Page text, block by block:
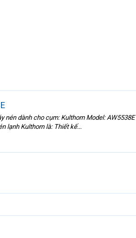
dành cho cụm: Kulthorn Model:
lạnh Kulthorn là: Thiết kế...